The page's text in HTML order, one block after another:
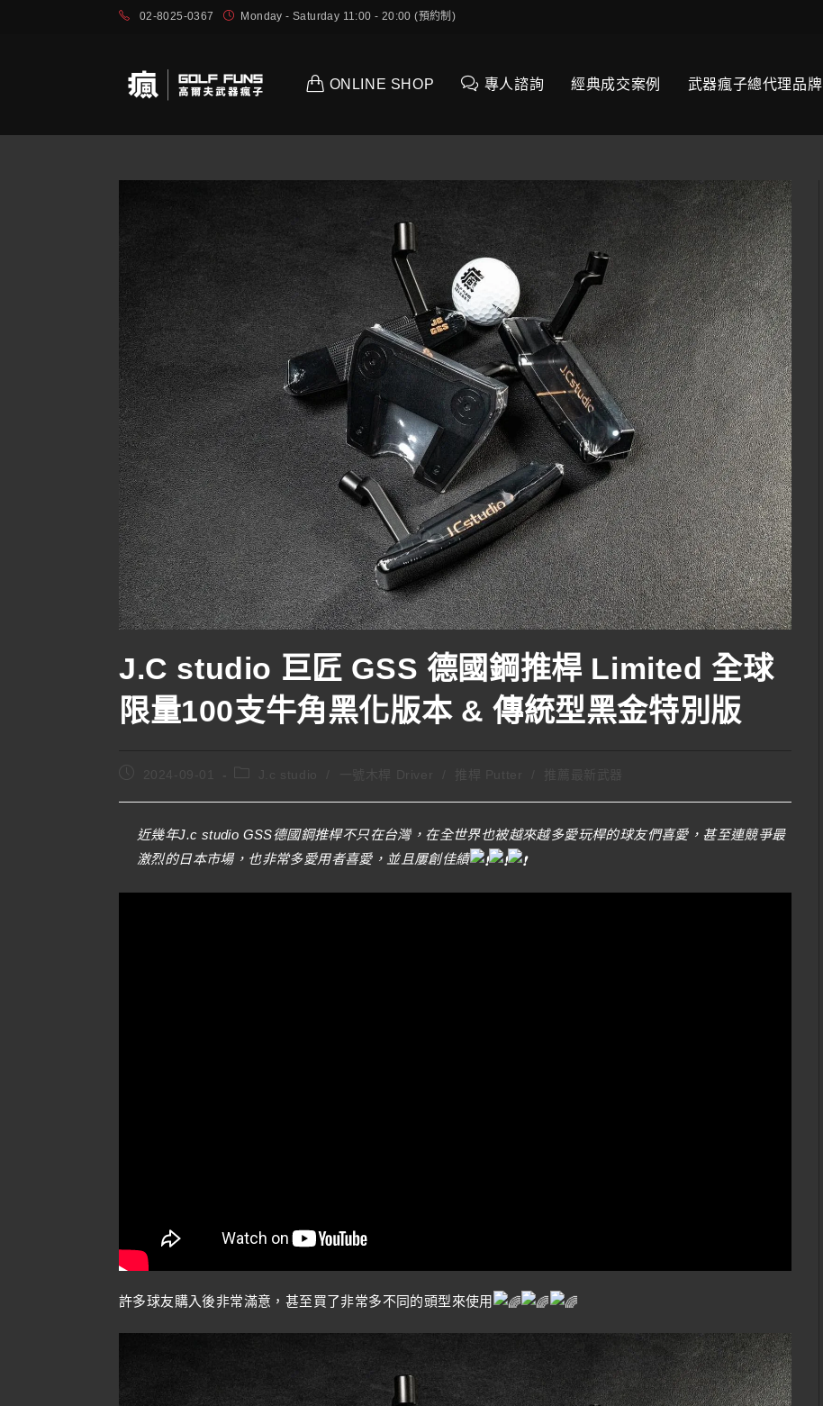
02-8025-0367 Monday - Saturday 11:00 - 20:00 (預約制)
ONLINE SHOP 專人諮詢 經典成交案例 武器瘋子總代理品牌
J.C studio 巨匠 GSS 德國鋼推桿 Limited 全球
限量100支牛角黑化版本 & 傳統型黑金特別版
2024-09-01
近幾年J.c studio GSS德國鋼推桿不只在台灣，在全世界也被越來越多愛玩桿的球友們喜愛，甚至連競爭最
激烈的日本市場，也非常多愛用者喜愛，並且屢創佳績
許多球友購入後非常滿意，甚至買了非常多不同的頭型來使用